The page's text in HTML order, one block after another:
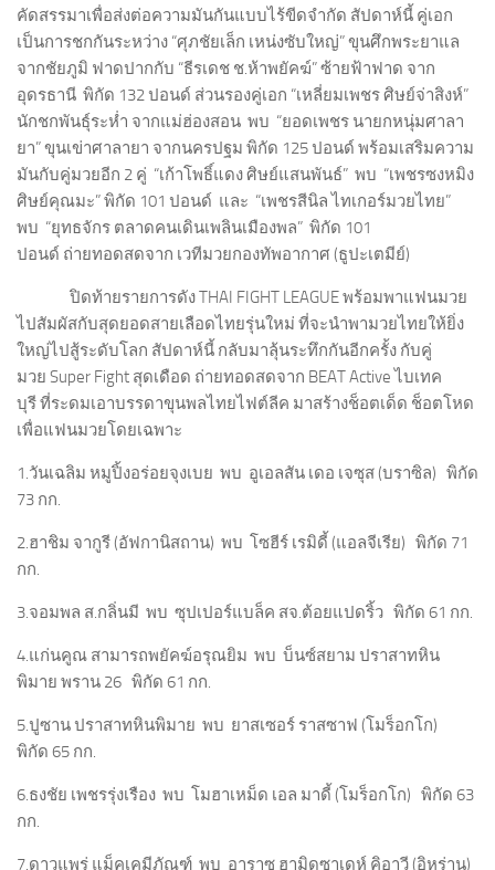
คัดสรรมาเพื่อส่งต่อความมันกันแบบไร้ขีดจำกัด สัปดาห์นี้ คู่เอก
เป็นการชกกันระหว่าง “ศุภชัยเล็ก เหน่งซับใหญ่” ขุนศึกพระยาแล
จากชัยภูมิ ฟาดปากกับ “ธีรเดช ช.ห้าพยัคฆ์” ซ้ายฟ้าฟาด จาก
อุดรธานี พิกัด 132 ปอนด์ ส่วนรองคู่เอก “เหลี่ยมเพชร ศิษย์จ่าสิงห์”
นักชกพันธุ์ระห่ำ จากแม่ฮ่องสอน พบ “ยอดเพชร นายกหนุ่มศาลา
ยา” ขุนเข่าศาลายา จากนครปฐม พิกัด 125 ปอนด์ พร้อมเสริมความ
มันกับคู่มวยอีก 2 คู่ “เก้าโพธิ์แดง ศิษย์แสนพันธ์” พบ “เพชรซงหมิง
ศิษย์คุณมะ” พิกัด 101 ปอนด์ และ “เพชรสีนิล ไทเกอร์มวยไทย”
พบ “ยุทธจักร ตลาดคนเดินเพลินเมืองพล” พิกัด 101
ปอนด์ ถ่ายทอดสดจาก เวทีมวยกองทัพอากาศ (ธูปะเตมีย์)
ปิดท้ายรายการดัง THAI FIGHT LEAGUE พร้อมพาแฟนมวย
ไปสัมผัสกับสุดยอดสายเลือดไทยรุ่นใหม่ ที่จะนำพามวยไทยให้ยิ่ง
ใหญ่ไปสู้ระดับโลก สัปดาห์นี้ กลับมาลุ้นระทึกกันอีกครั้ง กับคู่
มวย Super Fight สุดเดือด ถ่ายทอดสดจาก BEAT Active ไบเทค
บุรี ที่ระดมเอาบรรดาขุนพลไทยไฟต์ลีค มาสร้างช็อตเด็ด ช็อตโหด
เพื่อแฟนมวยโดยเฉพาะ
1.วันเฉลิม หมูปิ้งอร่อยจุงเบย พบ อูเอลสัน เดอ เจซุส (บราซิล) พิกัด
73 กก.
2.ฮาชิม จากูรี (อัฟกานิสถาน) พบ โซฮีร์ เรมิดี้ (แอลจีเรีย) พิกัด 71
กก.
3.จอมพล ส.กลิ่นมี พบ ซุปเปอร์แบล็ค สจ.ต้อยแปดริ้ว พิกัด 61 กก.
4.แก่นคูณ สามารถพยัคฆ์อรุณยิม พบ บ็นซ์สยาม ปราสาทหิน
พิมาย พราน 26 พิกัด 61 กก.
5.ปูซาน ปราสาทหินพิมาย พบ ยาสเซอร์ ราสซาฟ (โมร็อกโก)
พิกัด 65 กก.
6.ธงชัย เพชรรุ่งเรือง พบ โมฮาเหม็ด เอล มาดี้ (โมร็อกโก) พิกัด 63
กก.
7.ดาวแพร่ แม็คเคมีภัณฑ์ พบ อาราซ ฮามิดซาเดห์ คิอาวี (อิหร่าน)